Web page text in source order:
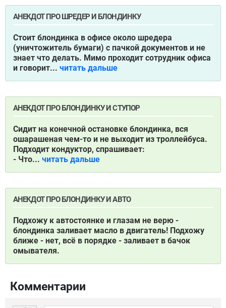
АНЕКДОТ ПРО ШРЕДЕР И БЛОНДИНКУ
Стоит блондинка в офисе около шредера
(уничтожитель бумаги) с пачкой документов и не
знает что делать. Мимо проходит сотрудник офиса
и говорит... читать дальше
АНЕКДОТ ПРО БЛОНДИНКУ И СТУПОР
Сидит на конечной остановке блондинка, вся
ошарашеная чем-то и не выходит из троллейбуса.
Подходит кондуктор, спрашивает:
- Что... читать дальше
АНЕКДОТ ПРО БЛОНДИНКУ И АВТО
Подхожу к автостоянке и глазам не верю -
блондинка заливает масло в двигатель! Подхожу
ближе - нет, всё в порядке - заливает в бачок
омывателя.
Комментарии